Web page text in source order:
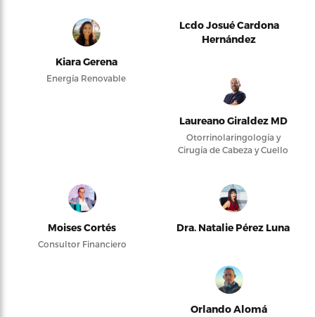
Kiara Gerena
Energía Renovable
Lcdo Josué Cardona
Hernández
Laureano Giraldez MD
Otorrinolaringología y
Cirugía de Cabeza y Cuello
Moises Cortés
Consultor Financiero
Dra. Natalie Pérez Luna
Orlando Alomá